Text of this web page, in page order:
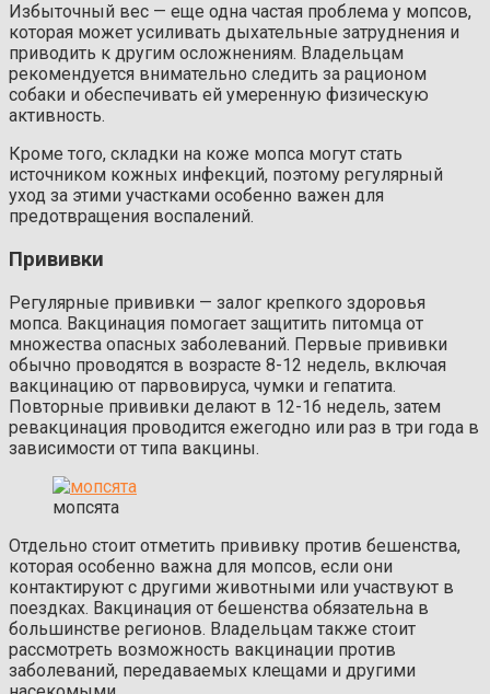
Избыточный вес — еще одна частая проблема у мопсов,
которая может усиливать дыхательные затруднения и
приводить к другим осложнениям. Владельцам
рекомендуется внимательно следить за рационом
собаки и обеспечивать ей умеренную физическую
активность.
Кроме того, складки на коже мопса могут стать
источником кожных инфекций, поэтому регулярный
уход за этими участками особенно важен для
предотвращения воспалений.
Прививки
Регулярные прививки — залог крепкого здоровья
мопса. Вакцинация помогает защитить питомца от
множества опасных заболеваний. Первые прививки
обычно проводятся в возрасте 8-12 недель, включая
вакцинацию от парвовируса, чумки и гепатита.
Повторные прививки делают в 12-16 недель, затем
ревакцинация проводится ежегодно или раз в три года в
зависимости от типа вакцины.
мопсята
Отдельно стоит отметить прививку против бешенства,
которая особенно важна для мопсов, если они
контактируют с другими животными или участвуют в
поездках. Вакцинация от бешенства обязательна в
большинстве регионов. Владельцам также стоит
рассмотреть возможность вакцинации против
заболеваний, передаваемых клещами и другими